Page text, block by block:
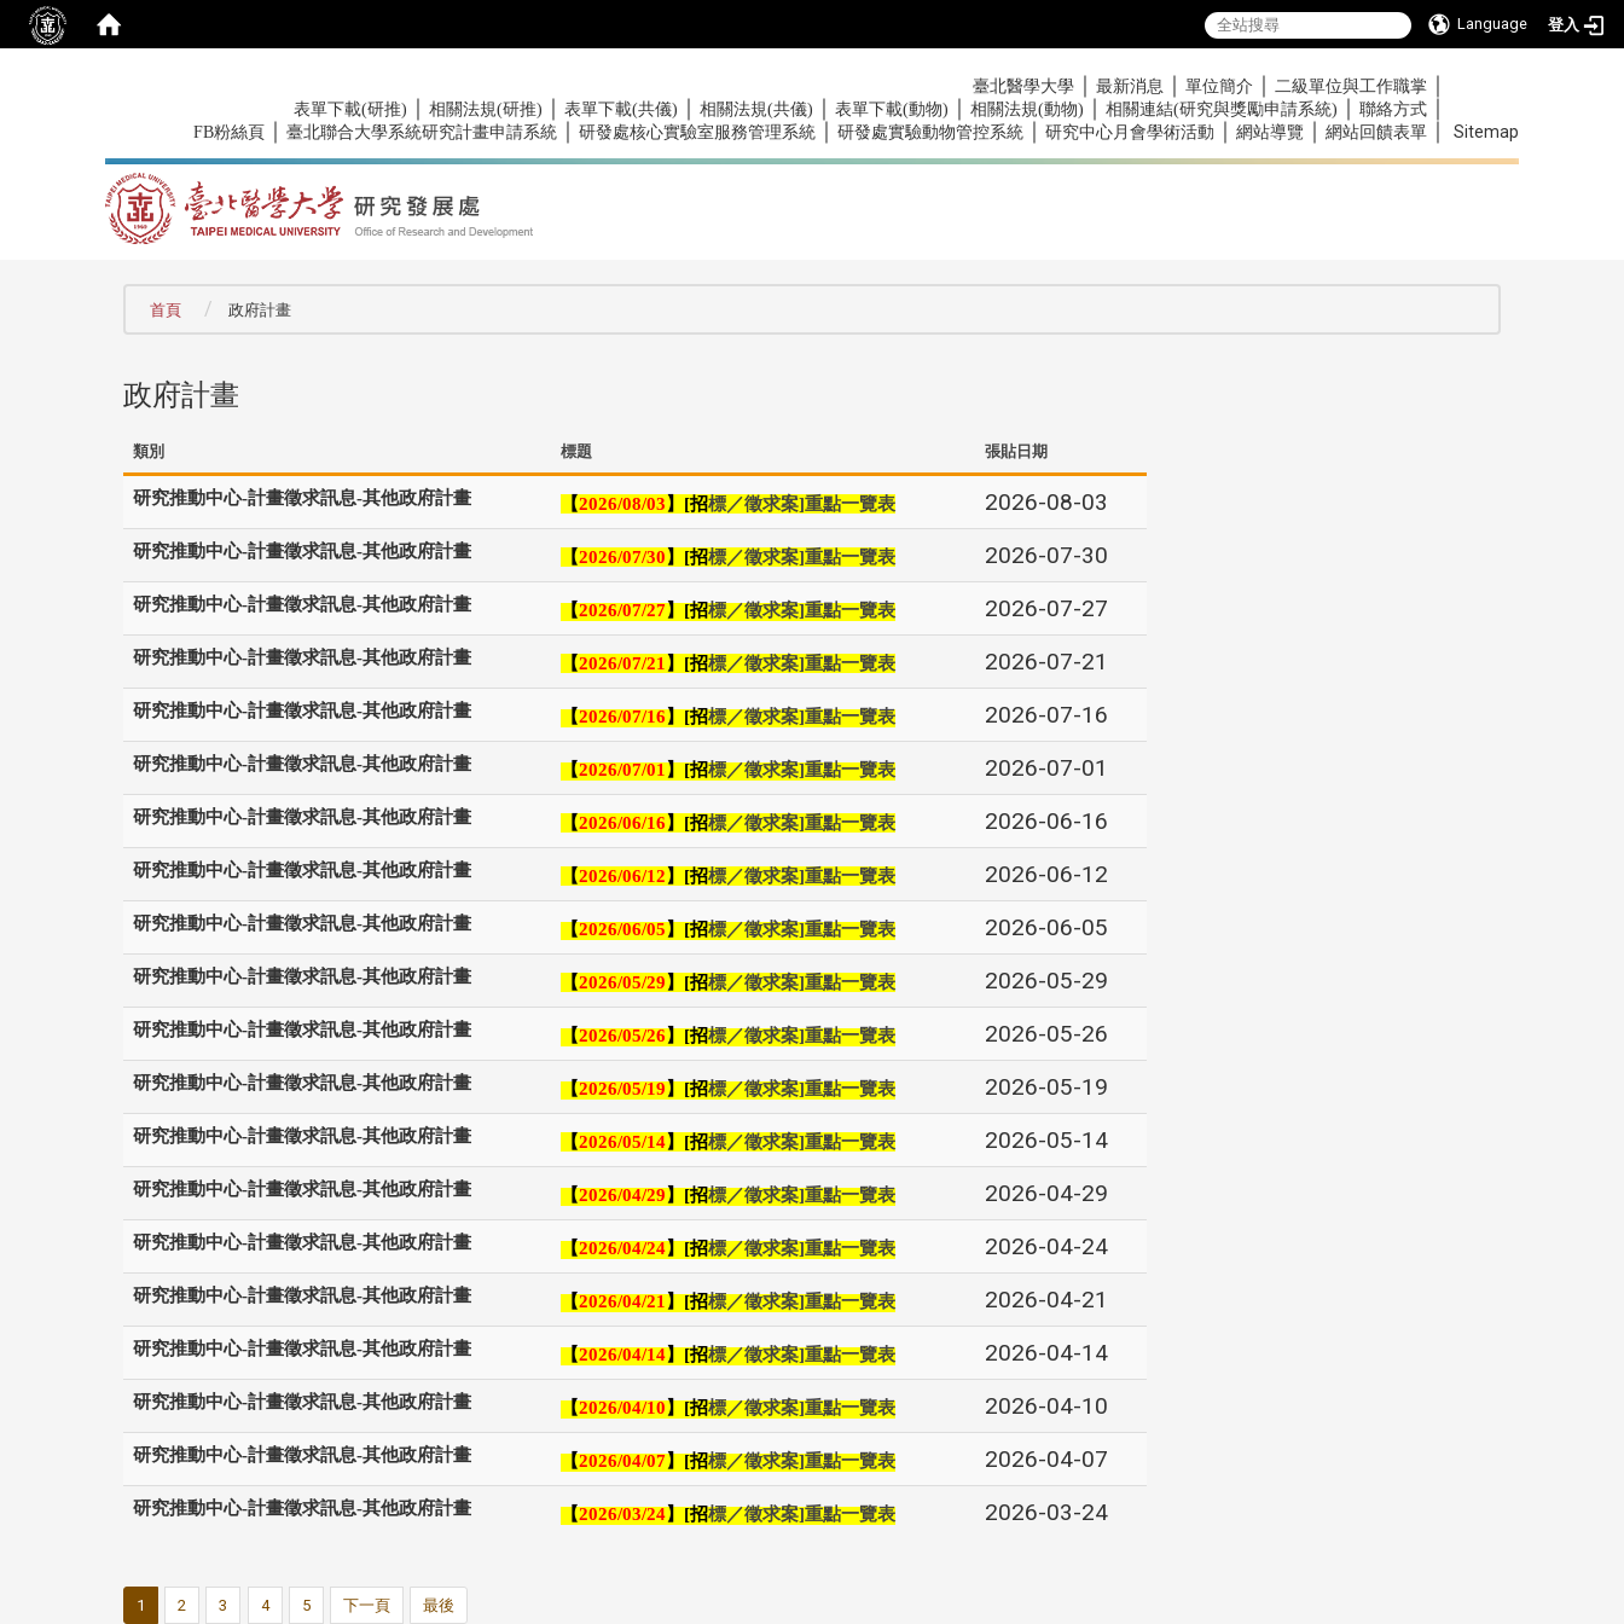
Language 登入
臺北醫學大學 最新消息 單位簡介 二級單位與工作職掌
表單下載(研推) 相關法規(研推) 表單下載(共儀) 相關法規(共儀) 表單下載(動物) 相關法規(動物) 相關連結(研究與獎勵申請系統) 聯絡方式
FB粉絲頁 臺北聯合大學系統研究計畫申請系統 研發處核心實驗室服務管理系統 研發處實驗動物管控系統 研究中心月會學術活動 網站導覽 網站回饋表單 Sitemap
首頁 政府計畫
政府計畫
類別 標題 張貼日期
研究推動中心-計畫徵求訊息-其他政府計畫 【2026/08/03】 [招標／徵求案]重點一覽表 2026-08-03
研究推動中心-計畫徵求訊息-其他政府計畫 【2026/07/30】 [招標／徵求案]重點一覽表 2026-07-30
研究推動中心-計畫徵求訊息-其他政府計畫 【2026/07/27】[招標／徵求案]重點一覽表 2026-07-27
研究推動中心-計畫徵求訊息-其他政府計畫 【2026/07/21 】 [招標／徵求案]重點一覽表 2026-07-21
研究推動中心-計畫徵求訊息-其他政府計畫 【2026/07/16】[招標／徵求案]重點一覽表 2026-07-16
研究推動中心-計畫徵求訊息-其他政府計畫 【2026/07/01】[招標／徵求案]重點一覽表 2026-07-01
研究推動中心-計畫徵求訊息-其他政府計畫 【2026/06/16】 [招標／徵求案]重點一覽表 2026-06-16
研究推動中心-計畫徵求訊息-其他政府計畫 【2026/06/12】 [招標／徵求案]重點一覽表 2026-06-12
研究推動中心-計畫徵求訊息-其他政府計畫 【2026/06/05】[招標／徵求案]重點一覽表 2026-06-05
研究推動中心-計畫徵求訊息-其他政府計畫 【2026/05/29】 [招標／徵求案]重點一覽表 2026-05-29
研究推動中心-計畫徵求訊息-其他政府計畫 【2026/05/26】[招標／徵求案]重點一覽表 2026-05-26
研究推動中心-計畫徵求訊息-其他政府計畫 【2026/05/19】[招標／徵求案]重點一覽表 2026-05-19
研究推動中心-計畫徵求訊息-其他政府計畫 【2026/05/14】 [招標／徵求案]重點一覽表 2026-05-14
研究推動中心-計畫徵求訊息-其他政府計畫 【2026/04/29】[招標／徵求案]重點一覽表 2026-04-29
研究推動中心-計畫徵求訊息-其他政府計畫 【2026/04/24】[招標／徵求案]重點一覽表 2026-04-24
研究推動中心-計畫徵求訊息-其他政府計畫 【2026/04/21】[招標／徵求案]重點一覽表 2026-04-21
研究推動中心-計畫徵求訊息-其他政府計畫 【2026/04/14】[招標／徵求案]重點一覽表 2026-04-14
研究推動中心-計畫徵求訊息-其他政府計畫 【2026/04/10】[招標／徵求案]重點一覽表 2026-04-10
研究推動中心-計畫徵求訊息-其他政府計畫 【2026/04/07】[招標／徵求案]重點一覽表 2026-04-07
研究推動中心-計畫徵求訊息-其他政府計畫 【2026/03/24】[招標／徵求案]重點一覽表 2026-03-24
1 2 3 4 5 下一頁 最後